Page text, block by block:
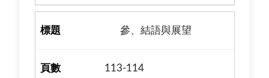
參、結語與展望
113-114